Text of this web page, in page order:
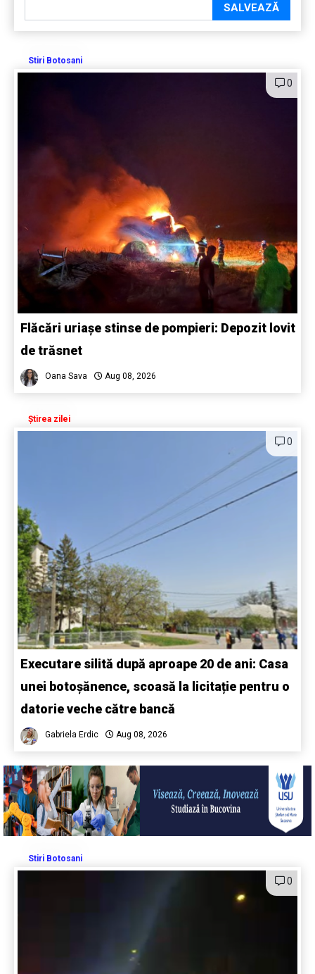
SALVEAZĂ
Stiri Botosani
0
Flăcări uriașe stinse de pompieri: Depozit lovit
de trăsnet
Oana Sava Aug 08, 2026
Știrea zilei
0
Executare silită după aproape 20 de ani: Casa
unei botoșănence, scoasă la licitație pentru o
datorie veche către bancă
Gabriela Erdic Aug 08, 2026
Stiri Botosani
0